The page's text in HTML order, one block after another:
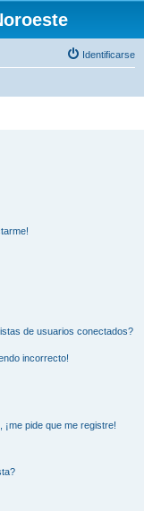
Identificarse
de usuarios conectados?
incorrecto!
pide que me registre!